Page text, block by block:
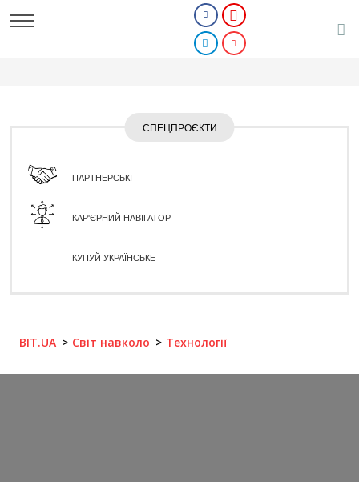
СПЕЦПРОЄКТИ
ПАРТНЕРСЬКІ
КАР'ЄРНИЙ НАВІГАТОР
КУПУЙ УКРАЇНСЬКЕ
BIT.UA Світ навколо Технології